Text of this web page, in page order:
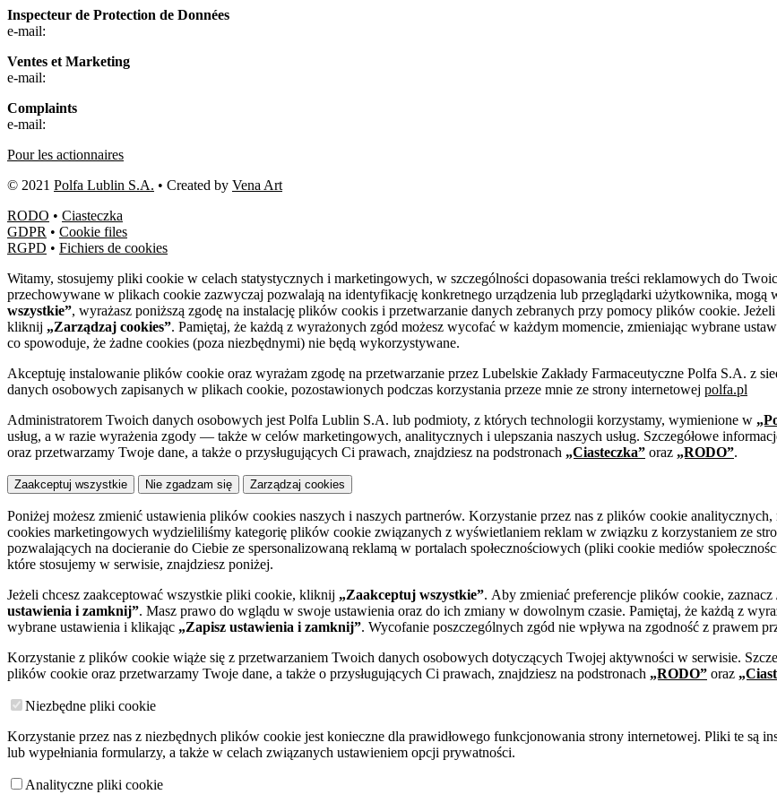
Inspecteur de Protection de Données
e-mail:
Ventes et Marketing
e-mail:
Complaints
e-mail:
Pour les actionnaires
© 2021 Polfa Lublin S.A. • Created by Vena Art
RODO • Ciasteczka
GDPR • Cookie files
RGPD • Fichiers de cookies
Witamy, stosujemy pliki cookie w celach statystycznych i marketingowych, w szczególności dopasowania treści reklamowych do
przechowywane w plikach cookie zazwyczaj pozwalają na identyfikację konkretnego urządzenia lub przeglądarki użytkownika, mogą
wszystkie”, wyrażasz poniższą zgodę na instalację plików cookis i przetwarzanie danych zebranych przy pomocy plików cookie.
kliknij „Zarządzaj cookies”. Pamiętaj, że każdą z wyrażonych zgód możesz wycofać w każdym momencie, zmieniając wybrane
co spowoduje, że żadne cookies (poza niezbędnymi) nie będą wykorzystywane.
Akceptuję instalowanie plików cookie oraz wyrażam zgodę na przetwarzanie przez Lubelskie Zakłady Farmaceutyczne Polfa S.A.
danych osobowych zapisanych w plikach cookie, pozostawionych podczas korzystania przeze mnie ze strony internetowej polfa.pl
Administratorem Twoich danych osobowych jest Polfa Lublin S.A. lub podmioty, z których technologii korzystamy, wymienione w
usług, a w razie wyrażenia zgody — także w celów marketingowych, analitycznych i ulepszania naszych usług. Szczegółowe
oraz przetwarzamy Twoje dane, a także o przysługujących Ci prawach, znajdziesz na podstronach „Ciasteczka” oraz „RODO”.
Zaakceptuj wszystkie Nie zgadzam się Zarządzaj cookies
Poniżej możesz zmienić ustawienia plików cookies naszych i naszych partnerów. Korzystanie przez nas z plików cookie
cookies marketingowych wydzieliliśmy kategorię plików cookie związanych z wyświetlaniem reklam w związku z korzystaniem ze
pozwalających na docieranie do Ciebie ze spersonalizowaną reklamą w portalach społecznościowych (pliki cookie mediów
które stosujemy w serwisie, znajdziesz poniżej.
Jeżeli chcesz zaakceptować wszystkie pliki cookie, kliknij „Zaakceptuj wszystkie”. Aby zmieniać preferencje plików cookie,
ustawienia i zamknij”. Masz prawo do wglądu w swoje ustawienia oraz do ich zmiany w dowolnym czasie. Pamiętaj, że każdą z
wybrane ustawienia i klikając „Zapisz ustawienia i zamknij”. Wycofanie poszczególnych zgód nie wpływa na zgodność z prawem
Korzystanie z plików cookie wiąże się z przetwarzaniem Twoich danych osobowych dotyczących Twojej aktywności w serwisie.
plików cookie oraz przetwarzamy Twoje dane, a także o przysługujących Ci prawach, znajdziesz na podstronach „RODO” oraz
Niezbędne pliki cookie
Korzystanie przez nas z niezbędnych plików cookie jest konieczne dla prawidłowego funkcjonowania strony internetowej. Pliki te są
lub wypełniania formularzy, a także w celach związanych ustawieniem opcji prywatności.
Analityczne pliki cookie